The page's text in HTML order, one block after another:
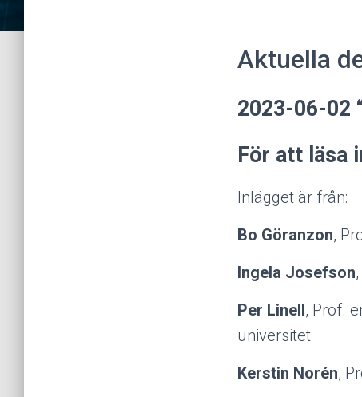
Aktuella
2023-06-02
För att läsa
Inlägget är från:
Bo Göranzon,
Ingela Josefson
Per Linell, Prof.
universitet
Kerstin Norén,